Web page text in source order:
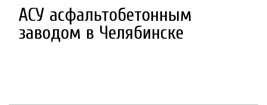
АСУ асфальтобетонным
заводом в Челябинске